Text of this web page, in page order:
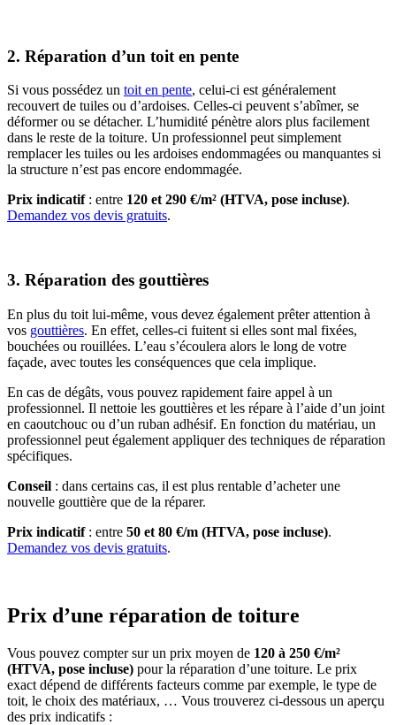
2. Réparation d’un toit en pente
Si vous possédez un toit en pente, celui-ci est généralement
recouvert de tuiles ou d’ardoises. Celles-ci peuvent s’abîmer, se
déformer ou se détacher. L’humidité pénètre alors plus facilement
dans le reste de la toiture. Un professionnel peut simplement
remplacer les tuiles ou les ardoises endommagées ou manquantes si
la structure n’est pas encore endommagée.
Prix indicatif: entre 120 et 290 €/m² (HTVA, pose incluse).
Demandez vos devis gratuits.
3. Réparation des gouttières
En plus du toit lui-même, vous devez également prêter attention à
vos gouttières. En effet, celles-ci fuitent si elles sont mal fixées,
bouchées ou rouillées. L’eau s’écoulera alors le long de votre
façade, avec toutes les conséquences que cela implique.
En cas de dégâts, vous pouvez rapidement faire appel à un
professionnel. Il nettoie les gouttières et les répare à l’aide d’un joint
en caoutchouc ou d’un ruban adhésif. En fonction du matériau, un
professionnel peut également appliquer des techniques de réparation
spécifiques.
Conseil : dans certains cas, il est plus rentable d’acheter une
nouvelle gouttière que de la réparer.
Prix indicatif: entre 50 et 80 €/m (HTVA, pose incluse).
Demandez vos devis gratuits.
Prix d’une réparation de toiture
Vous pouvez compter sur un prix moyen de 120 à 250 €/m²
(HTVA, pose incluse) pour la réparation d’une toiture. Le prix
exact dépend de différents facteurs comme par exemple, le type de
toit, le choix des matériaux, … Vous trouverez ci-dessous un aperçu
des prix indicatifs :